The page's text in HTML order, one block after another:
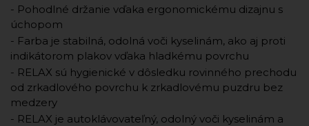
- Pohodlné držanie vďaka ergonomickému dizajnu s
úchopom
- Farba je stabilná, odolná voči kyselinám, ako aj proti
indikátorom plakov vďaka hladkému povrchu
- RELAX sú hygienické v dôsledku rovinného prechodu
od zrkadlového povrchu k zrkadlovému puzdru bez
medzery
- RELAX je autoklávovateľný, odolný voči kyselinám a